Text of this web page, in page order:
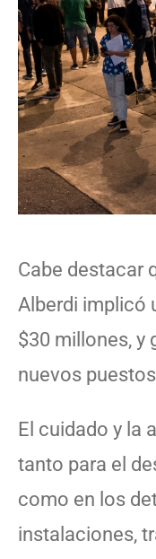
Cabe destacar
Alberdi implicó
$30 millones, y
nuevos
El cuidado y la
tanto para el
como en los
instalaciones,